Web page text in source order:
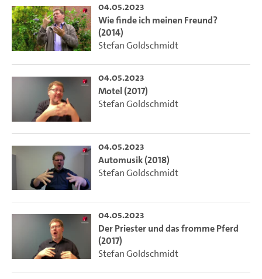
04.05.2023
Wie finde ich meinen Freund?
(2014)
Stefan Goldschmidt
04.05.2023
Motel (2017)
Stefan Goldschmidt
04.05.2023
Automusik (2018)
Stefan Goldschmidt
04.05.2023
Der Priester und das fromme Pferd
(2017)
Stefan Goldschmidt